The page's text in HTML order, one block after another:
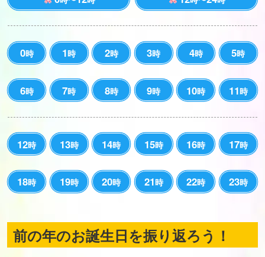
0時 1時 2時 3時 4時 5時
6時 7時 8時 9時 10時 11時
12時 13時 14時 15時 16時 17時
18時 19時 20時 21時 22時 23時
前の年のお誕生日を振り返ろう！